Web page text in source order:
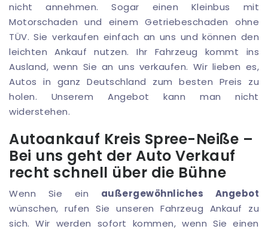
nicht annehmen. Sogar einen Kleinbus mit
Motorschaden und einem Getriebeschaden ohne
TÜV. Sie verkaufen einfach an uns und können den
leichten Ankauf nutzen. Ihr Fahrzeug kommt ins
Ausland, wenn Sie an uns verkaufen. Wir lieben es,
Autos in ganz Deutschland zum besten Preis zu
holen. Unserem Angebot kann man nicht
widerstehen.
Autoankauf Kreis Spree-Neiße –
Bei uns geht der Auto Verkauf
recht schnell über die Bühne
Wenn Sie ein außergewöhnliches Angebot
wünschen, rufen Sie unseren Fahrzeug Ankauf zu
sich. Wir werden sofort kommen, wenn Sie einen